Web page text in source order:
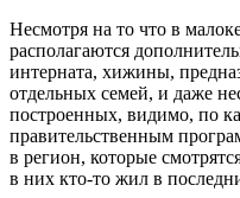
Несмотря на то что в
располагаются
интерната, хижины,
отдельных семей, и даже
построенных, видимо, по
правительственным
в регион, которые
в них кто-то жил в